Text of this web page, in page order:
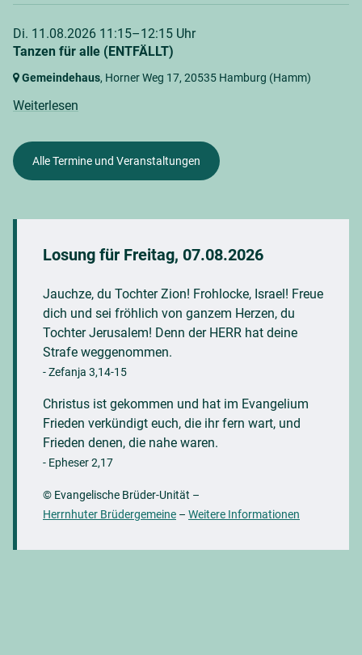
Di. 11.08.2026 11:15–12:15 Uhr
Tanzen für alle (ENTFÄLLT)
Gemeindehaus, Horner Weg 17, 20535 Hamburg (Hamm)
Weiterlesen
Alle Termine und Veranstaltungen
Losung für Freitag, 07.08.2026
Jauchze, du Tochter Zion! Frohlocke, Israel! Freue
dich und sei fröhlich von ganzem Herzen, du
Tochter Jerusalem! Denn der HERR hat deine
Strafe weggenommen.
- Zefanja 3,14-15
Christus ist gekommen und hat im Evangelium
Frieden verkündigt euch, die ihr fern wart, und
Frieden denen, die nahe waren.
- Epheser 2,17
© Evangelische Brüder-Unität –
Herrnhuter Brüdergemeine – Weitere Informationen